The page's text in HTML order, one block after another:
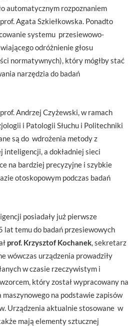
automatycznym rozpoznaniem
Agata Szkiełkowska. Ponadto
systemu przesiewowo-
odróżnienie głosu
normatywnych), który mógłby stać
narzędzia do badań
Andrzej Czyżewski, w ramach
i Patologii Słuchu i Politechniki
są do wdrożenia metody z
inteligencji, a dokładniej sieci
na bardziej precyzyjne i szybkie
otoskopowym podczas badań
posiadały już pierwsze
lat temu do badań przesiewowych
prof. Krzysztof Kochanek , sekretarz
wówczas urządzenia prowadziły
w czasie rzeczywistym i
który został wypracowany na
maszynowego na podstawie zapisów
Urządzenia aktualnie stosowane w
mają elementy sztucznej